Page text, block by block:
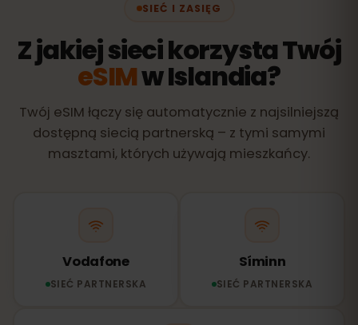
SIEĆ I ZASIĘG
Z jakiej sieci korzysta Twój
eSIMw Islandia?
Twój eSIM łączy się automatycznie z najsilniejszą
dostępną siecią partnerską – z tymi samymi
masztami, których używają mieszkańcy.
Vodafone
SIEĆ PARTNERSKA
Síminn
SIEĆ PARTNERSKA